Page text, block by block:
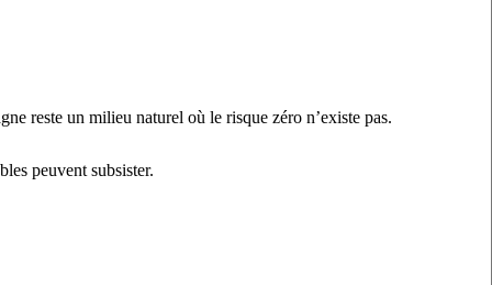
reste un milieu naturel où le risque zéro n’existe pas.
peuvent subsister.